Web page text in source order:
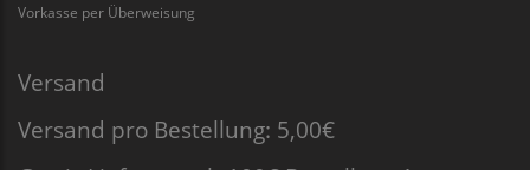
Vorkasse per Überweisung
Versand
Versand pro Bestellung: 5,00€